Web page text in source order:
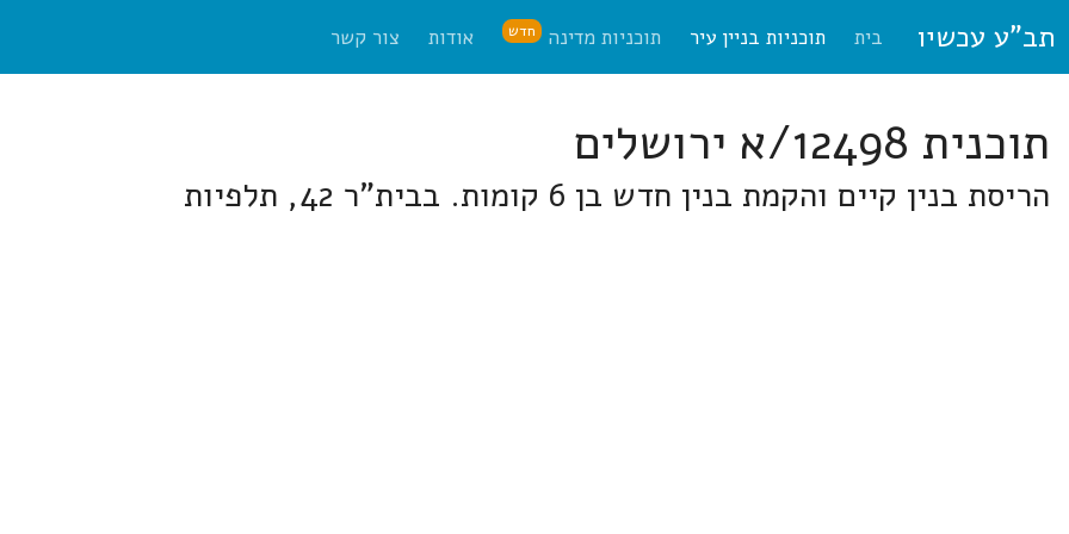
תב"ע עכשיו בית תוכניות בניין עיר תוכניות מדינה חדש אודות צור קשר
תוכנית 12498/א ירושלים
הריסת בנין קיים והקמת בנין חדש בן 6 קומות. בבית"ר 42, תלפיות